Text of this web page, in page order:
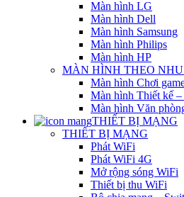
Màn hình LG
Màn hình Dell
Màn hình Samsung
Màn hình Philips
Màn hình HP
MÀN HÌNH THEO
Màn hình Chơi
Màn hình Thiết kế
Màn hình Văn
THIẾT BỊ MẠNG
THIẾT BỊ MẠNG
Phát WiFi
Phát WiFi 4G
Mở rộng sóng WiFi
Thiết bị thu WiFi